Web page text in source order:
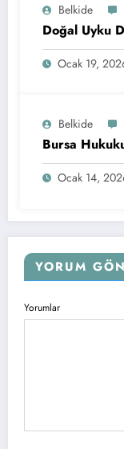
Belkide
Doğal Uyku
Ocak 19,
Belkide
Bursa
Ocak 14,
YORUM
Yorumlar